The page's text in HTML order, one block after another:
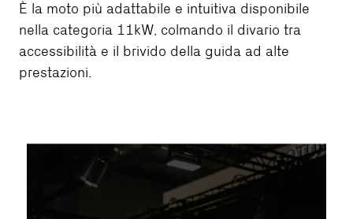
È la moto più adattabile e intuitiva disponibile
nella categoria 11kW, colmando il divario tra
accessibilità e il brivido della guida ad alte
prestazioni.